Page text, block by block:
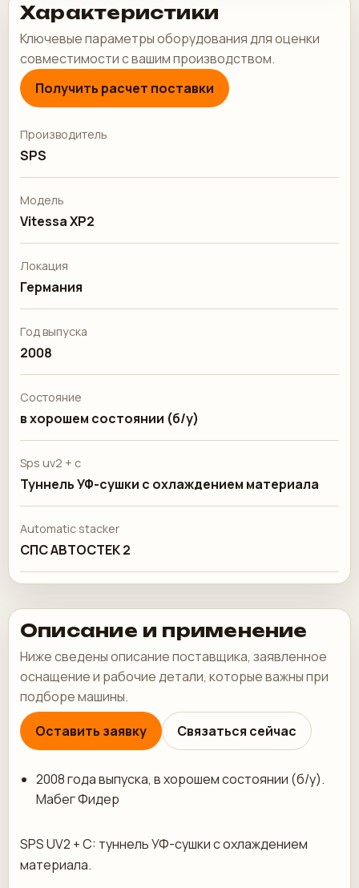
Характеристики
Ключевые параметры оборудования для оценки
совместимости с вашим производством.
Получить расчет поставки
Производитель
SPS
Модель
Vitessa XP2
Локация
Германия
Год выпуска
2008
Состояние
в хорошем состоянии (б/у)
Sps uv2 + c
Туннель УФ-сушки с охлаждением материала
Automatic stacker
СПС АВТОСТЕК 2
Описание и применение
Ниже сведены описание поставщика, заявленное
оснащение и рабочие детали, которые важны при
подборе машины.
Оставить заявку
Связаться сейчас
2008 года выпуска, в хорошем состоянии (б/у).
Мабег Фидер
SPS UV2 + C: туннель УФ-сушки с охлаждением
материала.